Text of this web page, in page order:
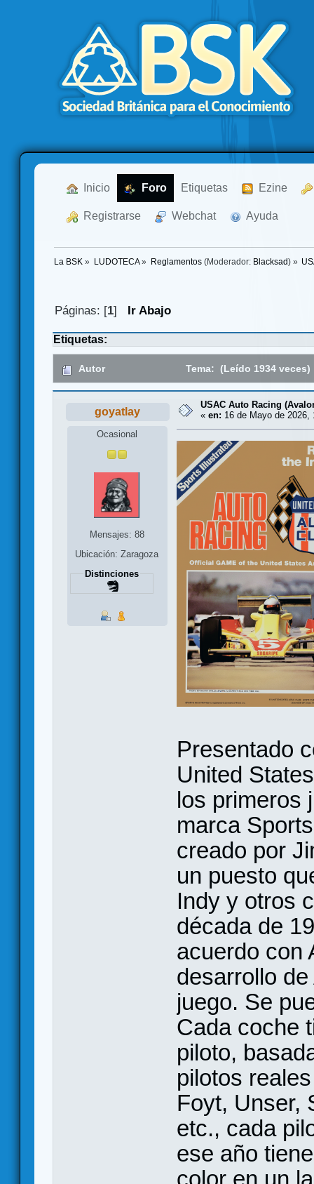
Inicio Foro Etiquetas Ezine
Registrarse Webchat Ayuda
La BSK » LUDOTECA» Reglamentos(Moderador: Blacksad ) »
Páginas: [1] Ir Abajo
Etiquetas:
Autor Tema: (Leído 1934 veces)
goyatlay
Ocasional
Mensajes: 88
Ubicación: Zaragoza
Distinciones
USAC Auto Racing
« en: 16 de Mayo de 2026,
Presentado
United
los primeros
marca
creado por
un puesto
Indy y otros
década de
acuerdo con
desarrollo
juego. Se
Cada coche
piloto,
pilotos
Foyt, Unser,
etc., cada
ese año
color en un